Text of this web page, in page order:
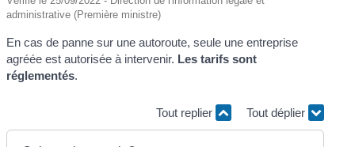
administrative (Première ministre)
En cas de panne sur une autoroute, seule une entreprise
agréée est autorisée à intervenir. Les tarifs sont
réglementés.
Tout replier Tout déplier